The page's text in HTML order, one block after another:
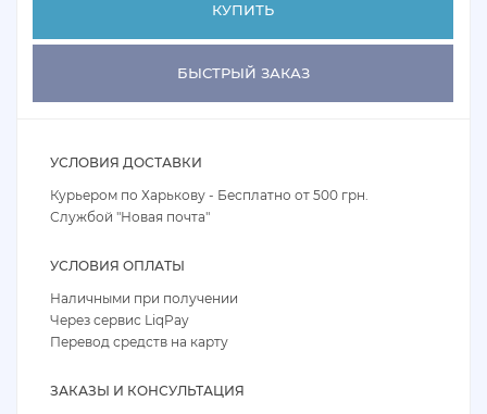
КУПИТЬ
БЫСТРЫЙ ЗАКАЗ
УСЛОВИЯ ДОСТАВКИ
Курьером по Харькову - Бесплатно от 500 грн.
Службой "Новая почта"
УСЛОВИЯ ОПЛАТЫ
Наличными при получении
Через сервис LiqPay
Перевод средств на карту
ЗАКАЗЫ И КОНСУЛЬТАЦИЯ